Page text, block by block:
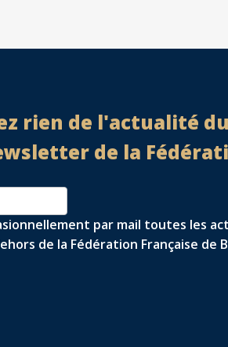
rien de l'actualité
de la
par mail toutes les
de la Fédération Française de